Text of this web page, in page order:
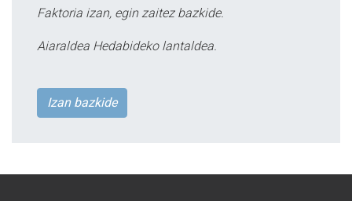
Faktoria izan, egin zaitez bazkide.
Aiaraldea Hedabideko lantaldea.
Izan bazkide